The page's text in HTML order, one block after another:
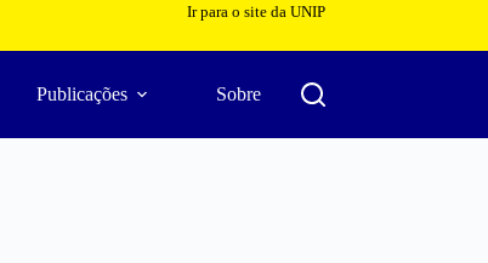
Ir para o site da UNIP
Publicações Sobre